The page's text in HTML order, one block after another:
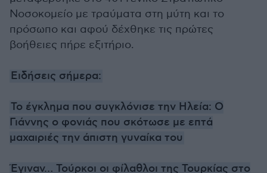
Νοσοκομείο με τραύματα στη μύτη και το
πρόσωπο και αφού δέχθηκε τις πρώτες
βοήθειες πήρε εξιτήριο.
Ειδήσεις σήμερα:
To έγκλημα που συγκλόνισε την Ηλεία: Ο
Γιάννης ο φονιάς που σκότωσε με επτά
μαχαιριές την άπιστη γυναίκα του
Έγιναν… Τούρκοι οι φίλαθλοι της Τουρκίας στο